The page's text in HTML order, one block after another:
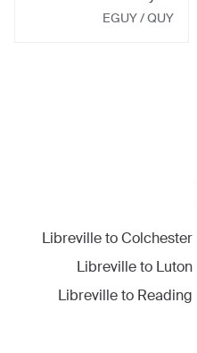
EGUY/ QUY
LibrevilletoColchester
Librevilleto Luton
Librevilleto Reading